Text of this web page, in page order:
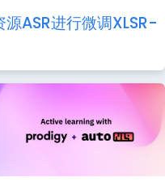
ASR进行微调XLSR-